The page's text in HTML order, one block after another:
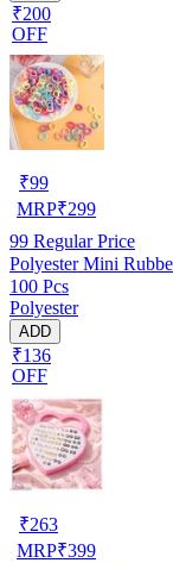
₹200
OFF
₹99
MRP₹299
99 Regular Price
Polyester Mini
100 Pcs
Polyester
ADD
₹136
OFF
₹263
MRP₹399